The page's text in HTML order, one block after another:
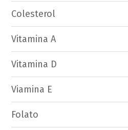
Colesterol
Vitamina A
Vitamina D
Viamina E
Folato